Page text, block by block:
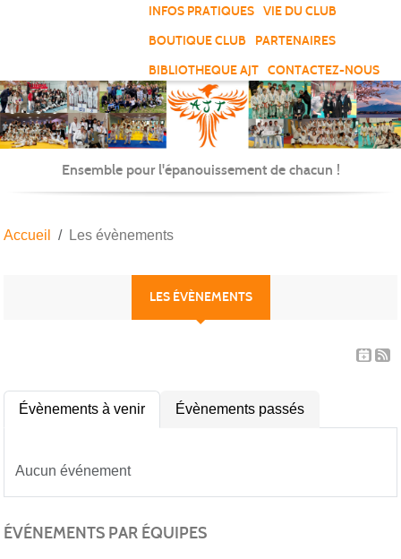
INFOS PRATIQUES
VIE DU CLUB
BOUTIQUE CLUB
PARTENAIRES
BIBLIOTHEQUE AJT
CONTACTEZ-NOUS
Ensemble pour l'épanouissement de chacun !
Accueil Les évènements
LES ÉVÈNEMENTS
Évènements à venir Évènements passés
Aucun événement
ÉVÉNEMENTS PAR ÉQUIPES
Panneau de gestion des cookies